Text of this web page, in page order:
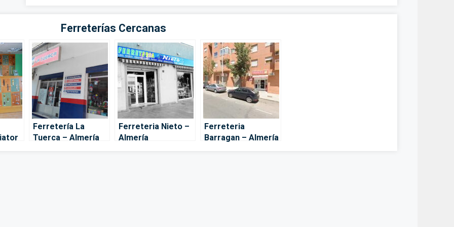
Ferreterías Cercanas
Ferretería La
Tuerca – Almería
Ferreteria Nieto –
Almería
Ferreteria
Barragan – Almería